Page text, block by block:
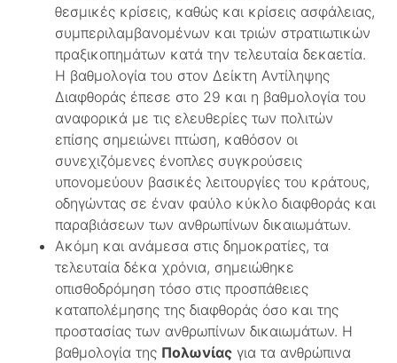
θεσμικές κρίσεις, καθώς και κρίσεις ασφάλειας,
συμπεριλαμβανομένων και τριών στρατιωτικών
πραξικοπημάτων κατά την τελευταία δεκαετία.
Η βαθμολογία του στον Δείκτη Αντίληψης
Διαφθοράς έπεσε στο 29 και η βαθμολογία του
αναφορικά με τις ελευθερίες των πολιτών
επίσης σημειώνει πτώση, καθόσον οι
συνεχιζόμενες ένοπλες συγκρούσεις
υπονομεύουν βασικές λειτουργίες του κράτους,
οδηγώντας σε έναν φαύλο κύκλο διαφθοράς και
παραβιάσεων των ανθρωπίνων δικαιωμάτων.
Ακόμη και ανάμεσα στις δημοκρατίες, τα
τελευταία δέκα χρόνια, σημειώθηκε
οπισθοδρόμηση τόσο στις προσπάθειες
καταπολέμησης της διαφθοράς όσο και της
προστασίας των ανθρωπίνων δικαιωμάτων. Η
βαθμολογία της Πολωνίας για τα ανθρώπινα